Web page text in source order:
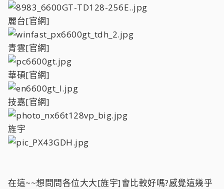
麗台[官網]
青雲[官網]
華碩[官網]
技嘉[官網]
旌宇
在這~~想問問各位大大[旌宇]會比較好嗎?感覺這幾乎